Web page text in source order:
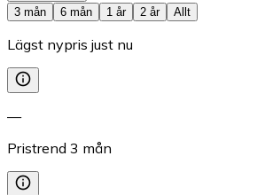
3 mån
6 mån 1 år 2 år Allt
Lägst nypris just nu
—
Pristrend 3 mån